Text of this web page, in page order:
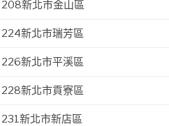
208新北市金山區
224新北市瑞芳區
226新北市平溪區
228新北市貢寮區
231新北市新店區